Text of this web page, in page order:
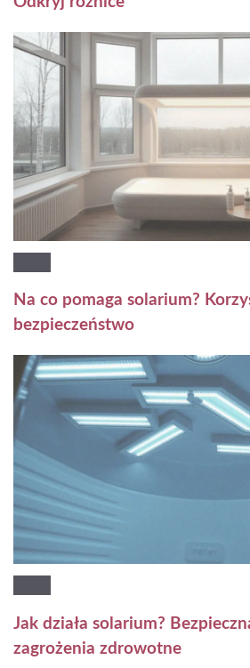
Na co pomaga solarium?
bezpieczeństwo
Jak działa solarium?
zagrożenia zdrowotne